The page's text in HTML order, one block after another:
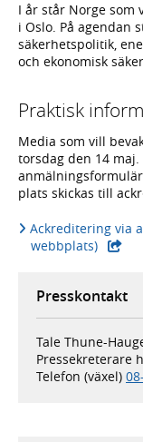
I år står Norge som
i Oslo. På agendan
säkerhetspolitik,
och ekonomisk
Praktisk
Media som vill
torsdag den 14
plats skickas till
Ackreditering via
webbplats)
Presskontakt
Tale Thune-
Pressekreterare
Telefon (växel)